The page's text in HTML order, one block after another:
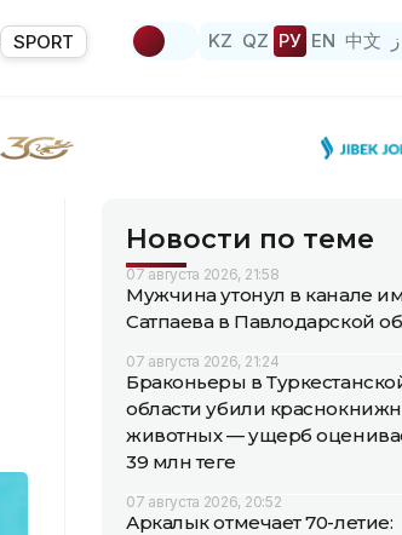
SPORT KZ QZ РУ EN 中文
Новости по теме
07 августа 2026, 21:58
Мужчина утонул в канале
Сатпаева в Павлодарской
07 августа 2026, 21:24
Браконьеры в
области убили
животных — ущерб
39 млн теңге
07 августа 2026, 20:52
Аркалык отмечает 70-летие: